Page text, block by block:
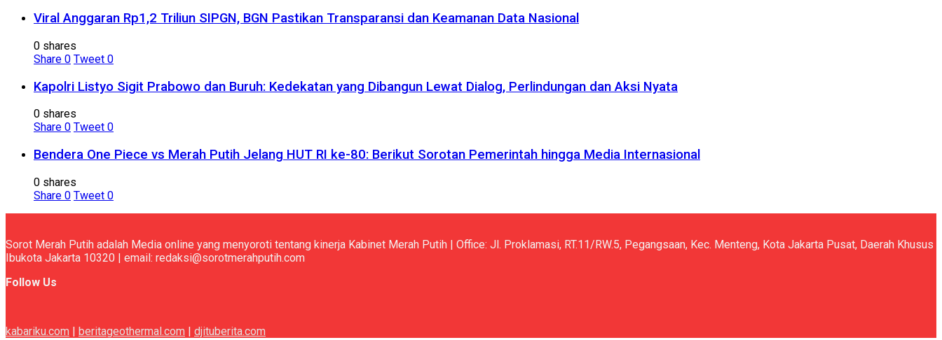
Viral Anggaran Rp1,2 Triliun SIPGN, BGN Pastikan Transparansi dan Keamanan Data Nasional
0 shares
Share 0 Tweet 0
Kapolri Listyo Sigit Prabowo dan Buruh: Kedekatan yang Dibangun Lewat Dialog, Perlindungan dan Aksi Nyata
0 shares
Share 0 Tweet 0
Bendera One Piece vs Merah Putih Jelang HUT RI ke-80: Berikut Sorotan Pemerintah hingga Media Internasional
0 shares
Share 0 Tweet 0
Sorot Merah Putih adalah Media online yang menyoroti tentang kinerja Kabinet Merah Putih | Office: Jl. Proklamasi, RT.11/RW.5, Pegangsaan, Kec. Menteng, Kota Jakarta Pusat, Daerah Khusus
Ibukota Jakarta 10320 | email: redaksi@sorotmerahputih.com
Follow Us
kabariku.com | beritageothermal.com | djituberita.com